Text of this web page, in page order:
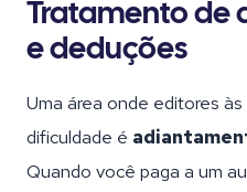
Tratamento de
e deduções
Uma área onde editores
dificuldade é
Quando você paga a um